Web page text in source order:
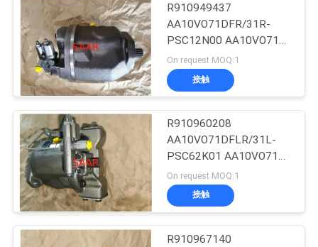
な
い
引
用
を
要
求
ハイダックの濾材
濾材
R910949437
AA10VO71DFR/31R-
PSC12N00 AA10VO71シ
リーズ アキシャルピス
トン可変ポンプ
On request MOQ:1
接触
R910960208
AA10VO71DFLR/31L-
PSC62K01 AA10VO71シ
リーズ 軸型ピストン変
動ポンプ
On request MOQ:1
接触
R910967140